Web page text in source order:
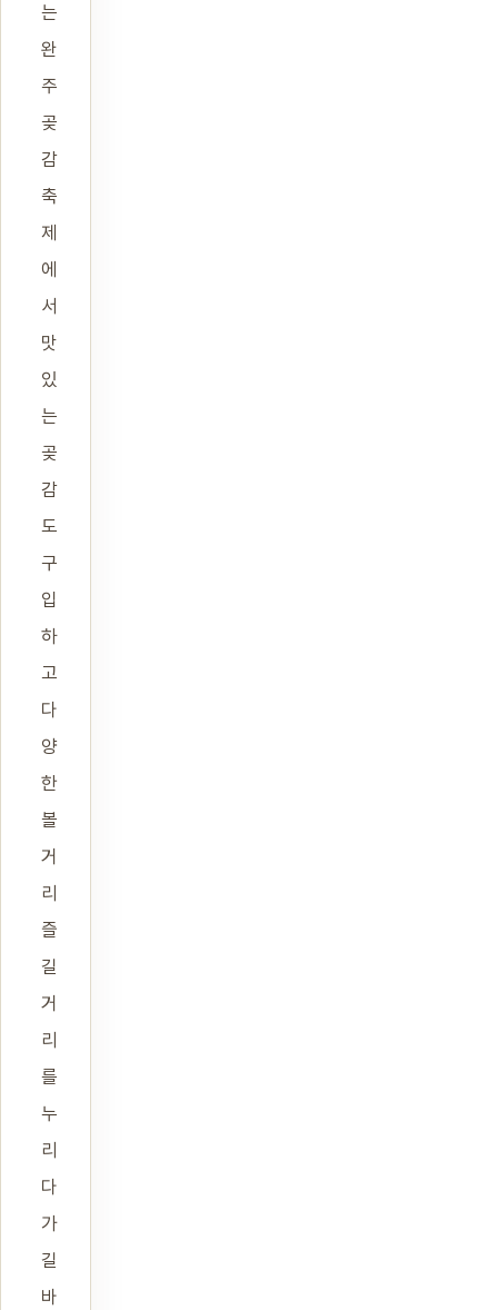
는
완
주
곶
감
축
제
에
서
맛
있
는
곶
감
도
구
입
하
고
다
양
한
볼
거
리
즐
길
거
리
를
누
리
다
가
길
바